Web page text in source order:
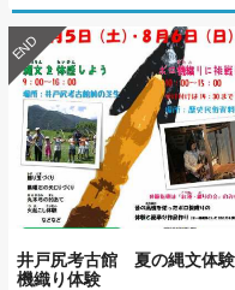
END
井戸尻考古館 夏の縄文体験
機織り体験